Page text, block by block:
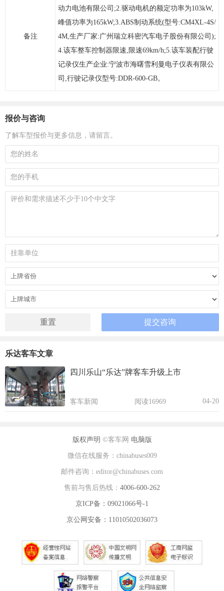
备注
动力电池有限公司;2.驱动电机的额定功率为103kW,
峰值功率为165kW;3.ABS制动系统(型号:CM4XL-4S/
4M,生产厂家:广州瑞立科密汽车电子股份有限公司);
4.该车整车控制器限速,限速69km/h;5.该车装配行驶
记录仪生产企业:宁波市海曙雪利曼电子仪表有限公
司,行驶记录仪型号:DDR-600-GB。
报价与咨询
了解车型报价与更多信息，请留言。
乐达客车文章
四川乐山“乐达”牌客车升级上市
客车新闻 阅读16969 04-20
版权声明 ©客车网 电脑版
微信在线服务：chinabuses009
邮件咨询：editor@chinabuses.com
售前与售后热线： 4006-600-262
京ICP备：09021066号-1
京公网安备：11010502036073